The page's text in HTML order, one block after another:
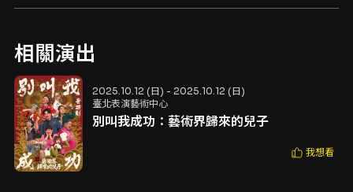
相關演出
2025.10.12 (日) - 2025.10.12 (日)
臺北表演藝術中心
別叫我成功：藝術界歸來的兒子
我想看